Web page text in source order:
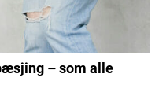
– som alle